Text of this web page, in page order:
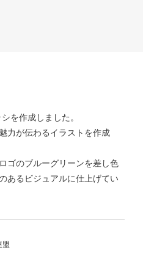
印刷物 #食品・飲食
を作成しました。
力が伝わるイラストを作成
ゴのブルーグリーンを差し色
あるビジュアルに仕上げてい
盟